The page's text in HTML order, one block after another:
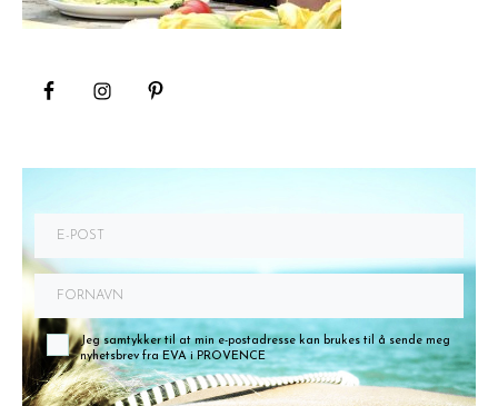
Jeg samtykker til at min e-postadresse kan brukes til å sende meg
nyhetsbrev fra EVA i PROVENCE